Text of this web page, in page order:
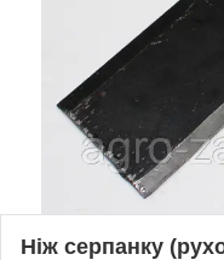
Ніж серпанку